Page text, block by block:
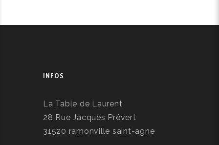
INFOS
La Table de Laurent
28 Rue Jacques Prévert
31520 ramonville saint-agne